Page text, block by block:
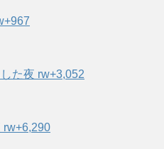
た夜 rw+3,052
rw+6,290